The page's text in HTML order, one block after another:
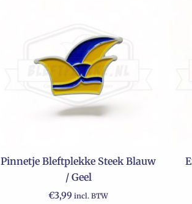
Pinnetje Bleftplekke Steek Blauw
/ Geel
€3,99 incl. BTW